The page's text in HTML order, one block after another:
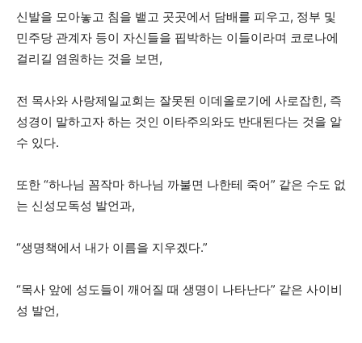
신발을 모아놓고 침을 뱉고 곳곳에서 담배를 피우고, 정부 및
민주당 관계자 등이 자신들을 핍박하는 이들이라며 코로나에
걸리길 염원하는 것을 보면,
전 목사와 사랑제일교회는 잘못된 이데올로기에 사로잡힌, 즉
성경이 말하고자 하는 것인 이타주의와도 반대된다는 것을 알
수 있다.
또한 “하나님 꼼작마 하나님 까불면 나한테 죽어” 같은 수도 없
는 신성모독성 발언과,
“생명책에서 내가 이름을 지우겠다.”
“목사 앞에 성도들이 깨어질 때 생명이 나타난다” 같은 사이비
성 발언,